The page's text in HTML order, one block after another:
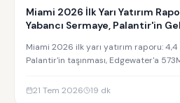
Miami 2026 İlk Yarı Yatırım
Yabancı Sermaye, Palantir'in
Miami 2026 ilk yarı yatırım raporu:
Palantir'in taşınması, Edgewater'a
21 Tem 2026
19 dk